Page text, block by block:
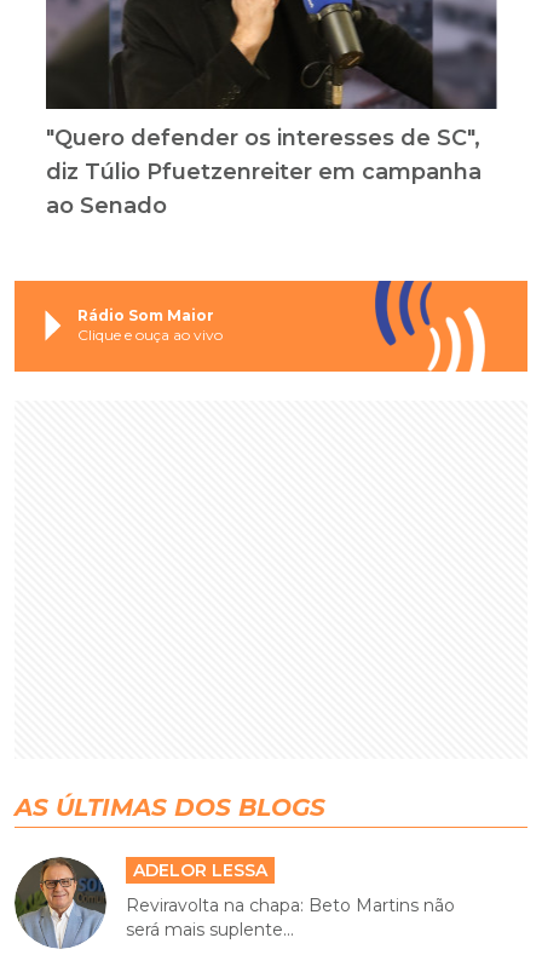
"Quero defender os interesses de SC",
diz Túlio Pfuetzenreiter em campanha
ao Senado
Rádio Som Maior
Clique e ouça ao vivo
AS ÚLTIMAS DOS BLOGS
ADELOR LESSA
Reviravolta na chapa: Beto Martins não
será mais suplente...